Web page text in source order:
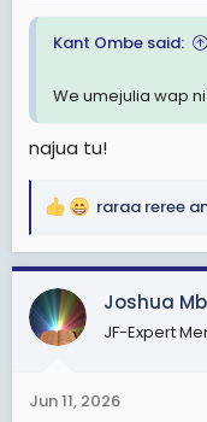
Kant Ombe said:
We umejulia wap
najua tu!
R
a
c
t
i
s
raraa reree
Joshua
JF-Expert
Jun 11, 2026